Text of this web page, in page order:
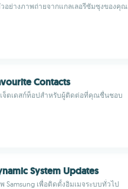
อย่างภาพถ่ายจากแกลเลอรีซัมซุงของคุณ
Contacts
จ็ตเดสก์ท็อปสำหรับผู้ติดต่อที่คุณชื่นชอบ
System Updates
Samsung เพื่อติดตั้งอิมเมจระบบทั่วไป